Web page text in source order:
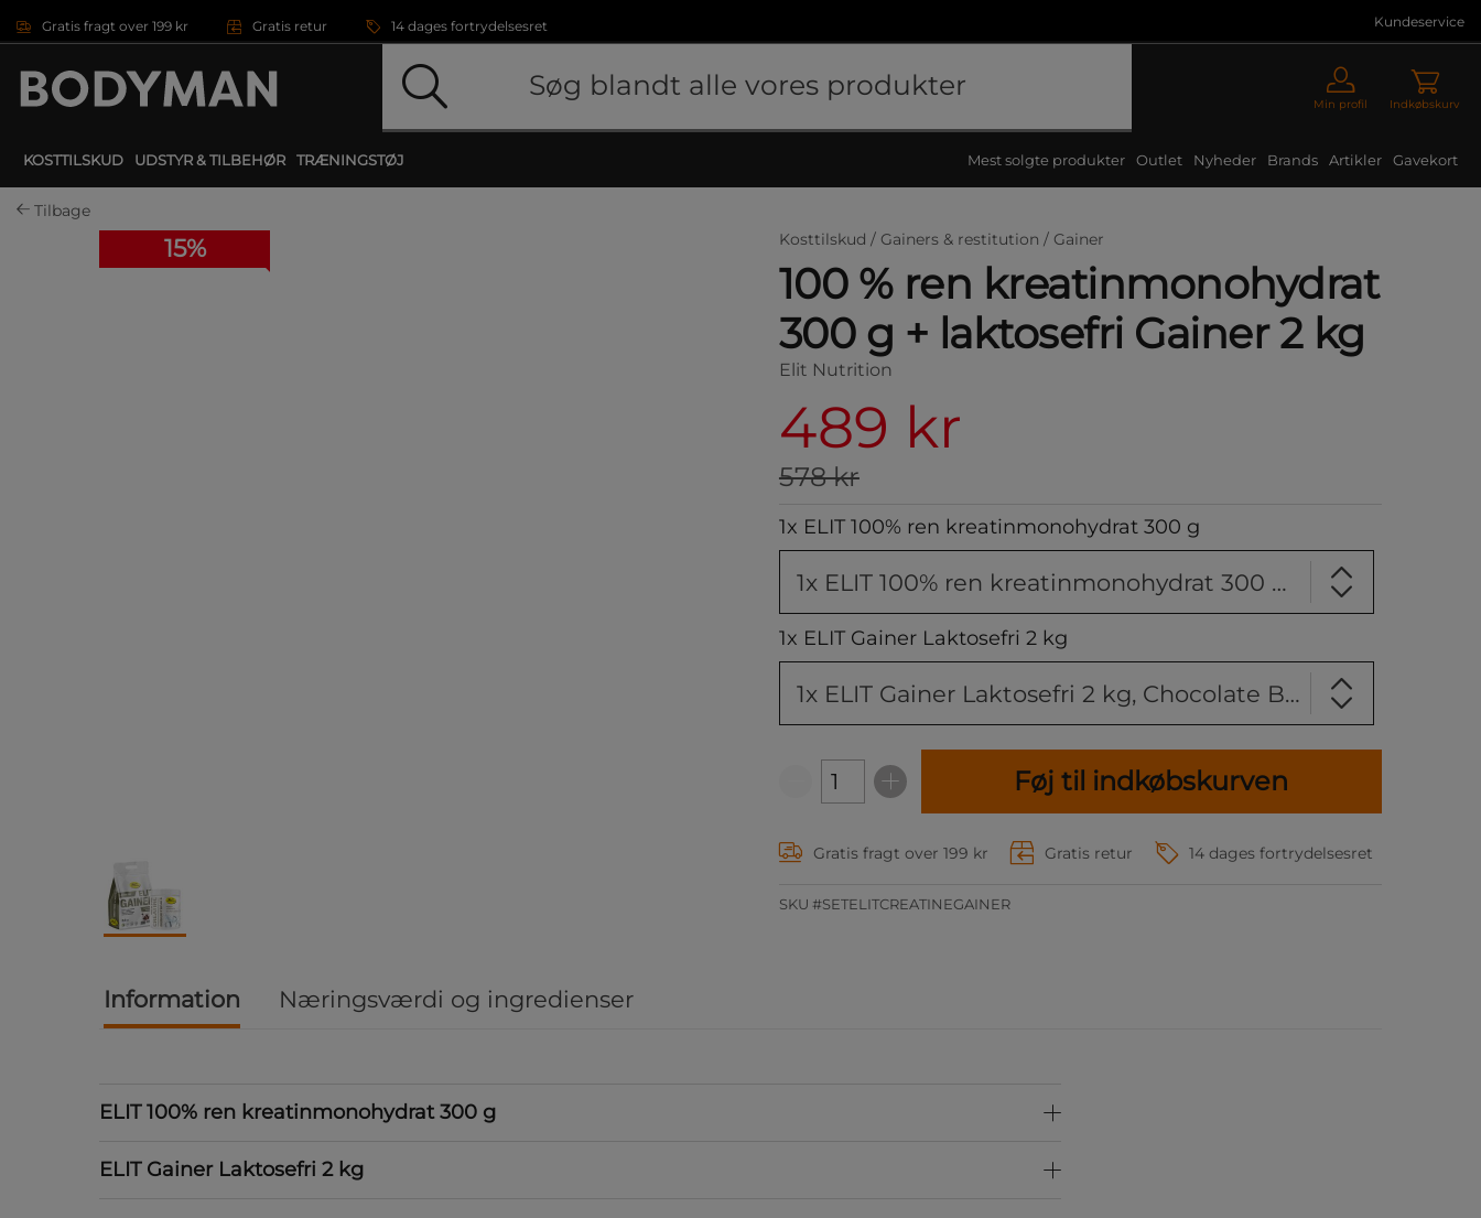
Gratis fragt over 199 kr Gratis retur 14 dages fortrydelsesret Kundeservice
Min profil Indkøbskurv
KOSTTILSKUD UDSTYR & TILBEHØR TRÆNINGSTØJ Mest solgte produkter Outlet Nyheder Brands Artikler Gavekort
Tilbage
15% Kosttilskud / Gainers & restitution / Gainer
100 % ren kreatinmonohydrat
300 g + laktosefri Gainer 2 kg
Elit Nutrition
489 kr
578 kr
1x ELIT 100% ren kreatinmonohydrat 300 g
1x ELIT 100% ren kreatinmonohydrat 300 g, Natural
1x ELIT Gainer Laktosefri 2 kg
1x ELIT Gainer Laktosefri 2 kg, Chocolate Brownie
Føj til indkøbskurven
Gratis fragt over 199 kr Gratis retur 14 dages fortrydelsesret
SKU #SETELITCREATINEGAINER
Information Næringsværdi og ingredienser
ELIT 100% ren kreatinmonohydrat 300 g
ELIT Gainer Laktosefri 2 kg